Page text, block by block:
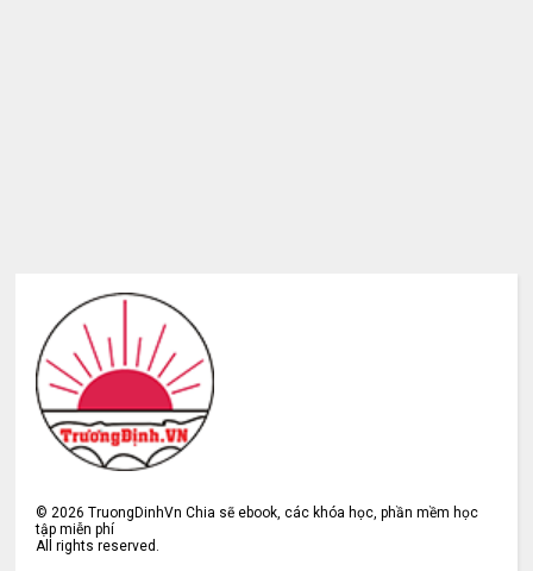
©2026 TruongDinhVn Chia sẽ ebook, các khóa học, phần mềm học
tập miễn phí
All rights reserved.